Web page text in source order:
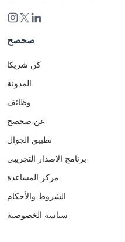
صحصح
كن شريكا
المدونة
وظائف
عن صحصح
تطبيق الجوال
برنامج الاصدار التجريبي
مركز المساعدة
الشروط والأحكام
سياسة الخصوصية